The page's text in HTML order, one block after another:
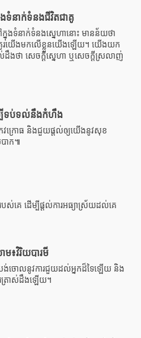
ទំនាក់ទំនងជីវិតជាគូ
នុងទំនាក់ទំនងសេ្នហានោះ មានន័យថា
រយើងមកលើខ្លួនយើងឡើយ។ យើងយក
ងថា សេចក្តីសេ្នហា ឬសេចក្តីស្រលាញ់
ម្បីទប់ទល់នឹងកំហឹង
េវក្រោធ និងជួយផ្តល់ឲ្យយើងនូវសុខ
បាក៕
ស់គេ ដើម្បីផ្តល់ការអធ្យាស្រ័យដល់គេ
៖វិរិយបារមី
ង់ចោលនូវការជួយដល់អ្នកដ៏ទៃឡើយ និង
ត្រាស់ដឹងឡើយ។